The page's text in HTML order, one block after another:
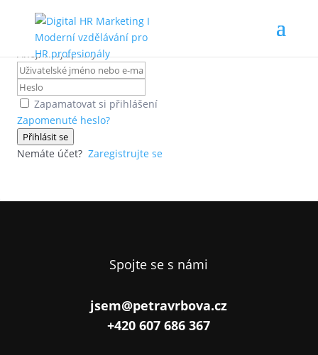
Ahoj, vítej zpátky!
Zapamatovat si přihlášení
Zapomenuté heslo?
Přihlásit se
Nemáte účet? Zaregistrujte se
Spojte se s námi
jsem@petravrbova.cz
+420 607 686 367